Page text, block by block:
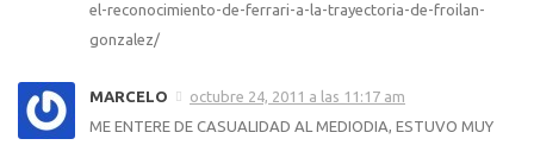
el-reconocimiento-de-ferrari-a-la-trayectoria-de-froilan-
gonzalez/
MARCELO
octubre 24, 2011 a las 11:17 am
ME ENTERE DE CASUALIDAD AL MEDIODIA, ESTUVO MUY